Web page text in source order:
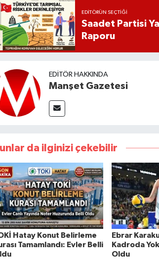
EDITÖRÜN SEÇTIĞI
Saadet Partisi
Raporu
EDITÖR HAKKINDA
Manşet Gazetesi
da ilginizi çekebilir
Hatay Konut Belirleme
Tamamlandı: Evler Belli
Ebrar
Kadroda
Oldu